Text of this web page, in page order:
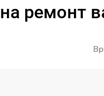
ремонт